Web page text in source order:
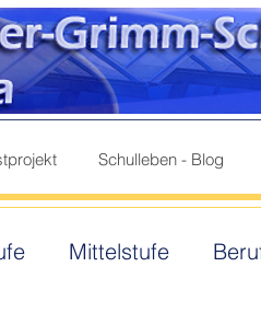
Schulleben - Blog
Mittelstufe